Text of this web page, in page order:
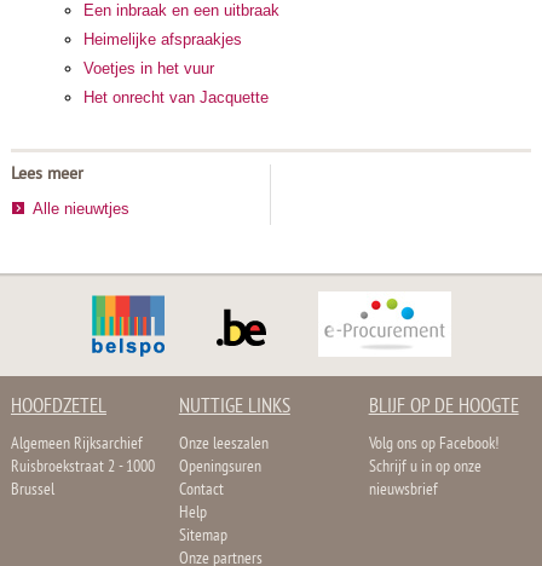
Een inbraak en een uitbraak
Heimelijke afspraakjes
Voetjes in het vuur
Het onrecht van Jacquette
Lees meer
Alle nieuwtjes
HOOFDZETEL
Algemeen Rijksarchief
Ruisbroekstraat 2 - 1000
Brussel
NUTTIGE LINKS
Onze leeszalen
Openingsuren
Contact
Help
Sitemap
Onze partners
BLIJF OP DE HOOGTE
Volg ons op Facebook!
Schrijf u in op onze
nieuwsbrief